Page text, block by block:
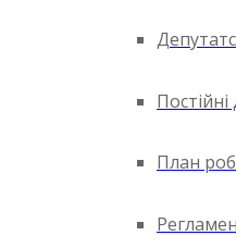
Постійні
План